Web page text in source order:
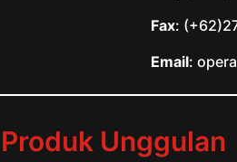
Fax:
Email:
Produk Unggulan